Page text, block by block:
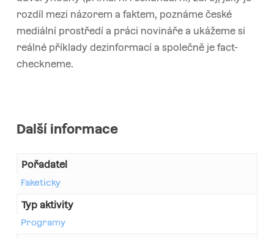
rozdíl mezi názorem a faktem, poznáme české
mediální prostředí a práci novináře a ukážeme si
reálné příklady dezinformací a společně je fact-
checkneme.
Další informace
Pořadatel
Faketicky
Typ aktivity
Programy